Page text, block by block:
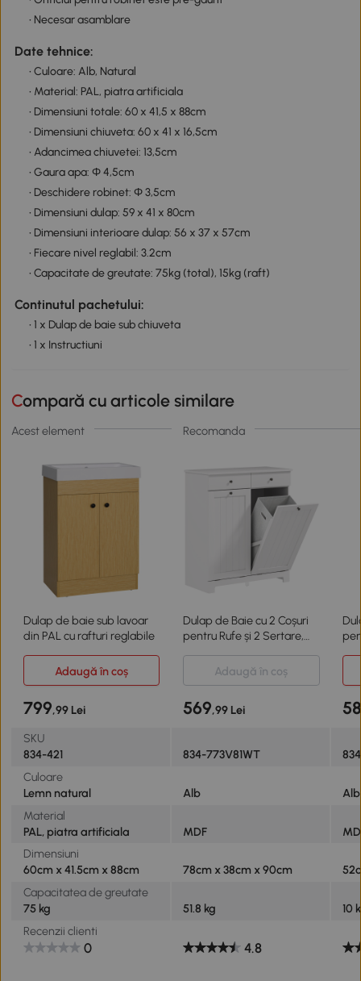
• Necesar asamblare
Date tehnice:
• Culoare: Alb, Natural
• Material: PAL, piatra artificiala
• Dimensiuni totale: 60 x 41,5 x 88cm
• Dimensiuni chiuveta: 60 x 41 x 16,5cm
• Adancimea chiuvetei: 13,5cm
• Gaura apa: Φ 4,5cm
• Deschidere robinet: Φ 3,5cm
• Dimensiuni dulap: 59 x 41 x 80cm
• Dimensiuni interioare dulap: 56 x 37 x 57cm
• Fiecare nivel reglabil: 3.2cm
• Capacitate de greutate: 75kg (total), 15kg (raft)
Continutul pachetului:
• 1 x Dulap de baie sub chiuveta
• 1 x Instructiuni
Compară cu articole similare
Acest element Recomanda
Dulap de baie sub lavoar
din PAL cu rafturi reglabile
Dulap de Baie cu 2 Coșuri
pentru Rufe și 2 Sertare,
Adaugă în coș Adaugă în coș
799,99 Lei 569,99 Lei
SKU
834-421
834-773V81WT
Culoare
Lemn natural
Alb
Alb
Material
PAL, piatra artificiala
MDF
Dimensiuni
60cm x 41.5cm x 88cm
78cm x 38cm x 90cm
Capacitatea de greutate
75 kg
51.8 kg
10
Recenzii clienti
0 4.8